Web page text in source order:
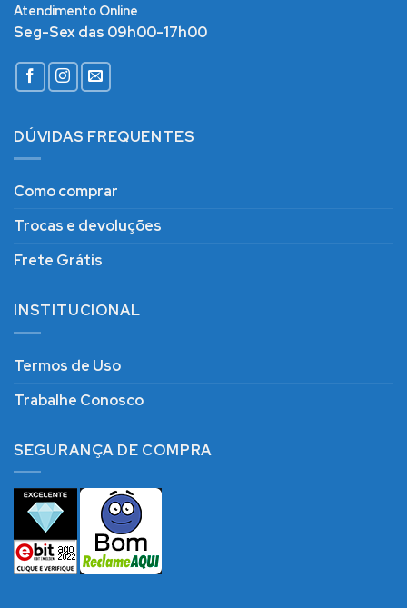
Atendimento Online
Seg-Sex das 09h00-17h00
DÚVIDAS FREQUENTES
Como comprar
Trocas e devoluções
Frete Grátis
INSTITUCIONAL
Termos de Uso
Trabalhe Conosco
SEGURANÇA DE COMPRA